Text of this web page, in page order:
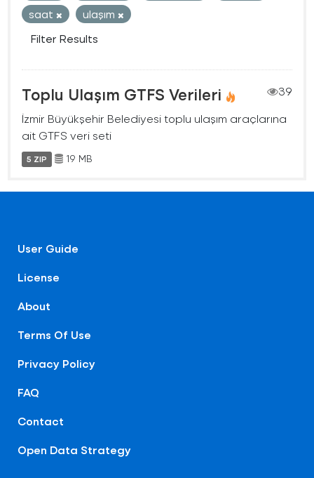
saat
ulaşım
Filter Results
Toplu Ulaşım GTFS Verileri
39
İzmir Büyükşehir Belediyesi toplu ulaşım araçlarına
ait GTFS veri seti
5 ZIP 19 MB
User Guide
License
About
Terms Of Use
Privacy Policy
FAQ
Contact
Open Data Strategy